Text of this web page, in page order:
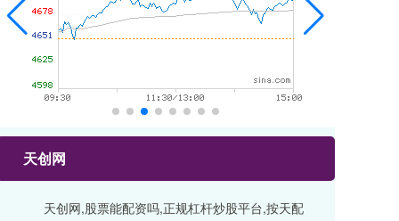
天创网
天创网,股票能配资吗,正规杠杆炒股平台,按天配